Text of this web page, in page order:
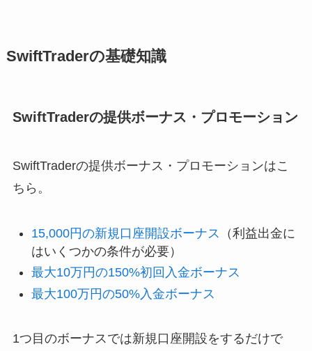
SwiftTraderの基礎知識
SwiftTraderの提供ボーナス・プロモーション
SwiftTraderの提供ボーナス・プロモーションはこ
ちら。
15,000円の新規口座開設ボーナス
（利益出金に
はいくつかの条件が必要）
最大10万円の150%初回入金ボーナス
最大100万円の50%入金ボーナス
1つ目のボーナスでは新規口座開設をするだけで